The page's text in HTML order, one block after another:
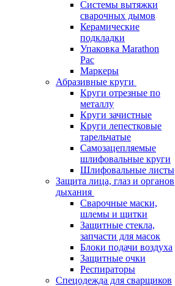
Системы вытяжки
сварочных дымов
Керамические
подкладки
Упаковка Marathon
Pac
Маркеры
Абразивные круги
Круги отрезные по
металлу
Круги зачистные
Круги лепестковые
тарельчатые
Самозацепляемые
шлифовальные круги
Шлифовальные листы
Защита лица, глаз и органов
дыхания
Сварочные маски,
шлемы и щитки
Защитные стекла,
запчасти для масок
Блоки подачи воздуха
Защитные очки
Респираторы
Спецодежда для сварщиков